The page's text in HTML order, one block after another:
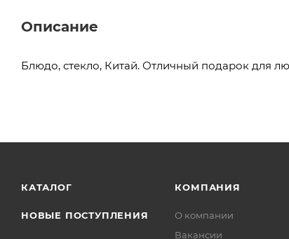
Описание
Блюдо, стекло, Китай. Отличный подарок для
КАТАЛОГ
НОВЫЕ ПОСТУПЛЕНИЯ
КОМПАНИЯ
О компании
Вакансии